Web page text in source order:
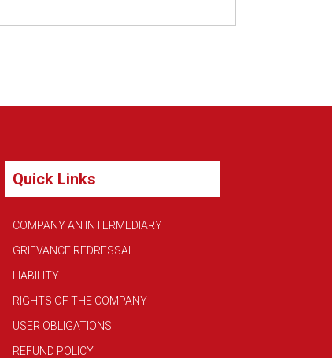
Quick Links
COMPANY AN INTERMEDIARY
GRIEVANCE REDRESSAL
LIABILITY
RIGHTS OF THE COMPANY
USER OBLIGATIONS
REFUND POLICY